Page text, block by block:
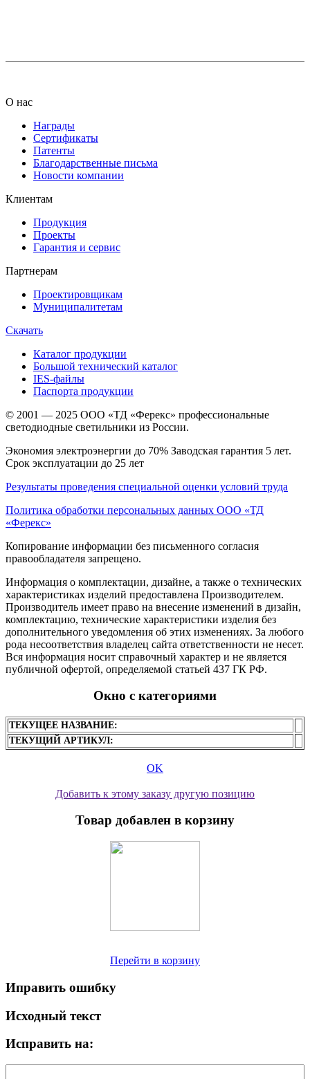
О нас
Награды
Сертификаты
Патенты
Благодарственные письма
Новости компании
Клиентам
Продукция
Проекты
Гарантия и сервис
Партнерам
Проектировщикам
Муниципалитетам
Скачать
Каталог продукции
Большой технический каталог
IES-файлы
Паспорта продукции
© 2001 — 2025 ООО «ТД «Ферекс» профессиональные
светодиодные светильники из России.
Экономия электроэнергии до 70% Заводская гарантия 5 лет.
Срок эксплуатации до 25 лет
Результаты проведения специальной оценки условий труда
Политика обработки персональных данных ООО «ТД
«Ферекс»
Копирование информации без письменного согласия
правообладателя запрещено.
Информация о комплектации, дизайне, а также о технических
характеристиках изделий предоставлена Производителем.
Производитель имеет право на внесение изменений в дизайн,
комплектацию, технические характеристики изделия без
дополнительного уведомления об этих изменениях. За любого
рода несоответствия владелец сайта ответственности не несет.
Вся информация носит справочный характер и не является
публичной офертой, определяемой статьей 437 ГК РФ.
Окно с категориями
ТЕКУЩЕЕ НАЗВАНИЕ:
ТЕКУЩИЙ АРТИКУЛ:
OK
Добавить к этому заказу другую позицию
Товар добавлен в корзину
Перейти в корзину
Иправить ошибку
Исходный текст
Исправить на: